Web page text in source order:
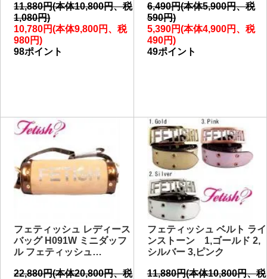
11,880円(本体10,800円、税
1,080円)
10,780円(本体9,800円、税
980円)
98ポイント
6,490円(本体5,900円、税
590円)
5,390円(本体4,900円、税
490円)
49ポイント
フェティッシュ レディース
バッグ H091W ミニダッフ
ル フェティッシュ…
22,880円(本体20,800円、税
フェティッシュ ベルト ライ
ンストーン 1,ゴールド 2,
シルバー 3,ピンク
11,880円(本体10,800円、税